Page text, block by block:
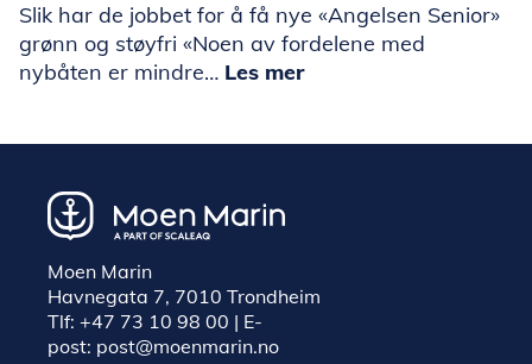
Slik har de jobbet for å få nye «Angelsen Senior»
grønn og støyfri «Noen av fordelene med
nybåten er mindre… Les mer
Moen Marin
Havnegata 7, 7010 Trondheim
Tlf: +47 73 10 98 00 | E-
post: post@moenmarin.no